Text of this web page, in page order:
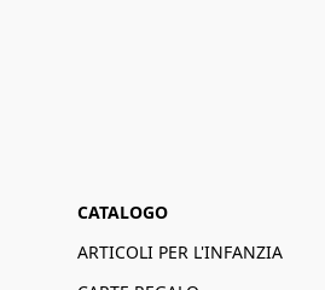
CATALOGO
ARTICOLI PER L'INFANZIA